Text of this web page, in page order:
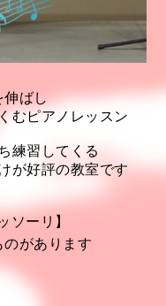
ばし
むピアノレッスン
練習してくる
が好評の教室です
ソーリ】
があります